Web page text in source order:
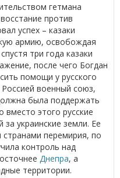
гетмана
против
успех – казаки
армию, освобождая
три года казаки
после чего Богдан
помощи у русского
военный союз,
была поддержать
вместо этого русские
украинские земли. Ее
перемирия, по
контроль над
Днепра, а
территории.